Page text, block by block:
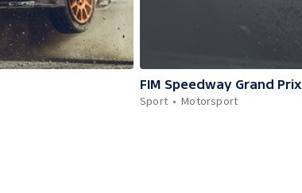
FIM Speedway Grand Prix
Sport
Motorsport